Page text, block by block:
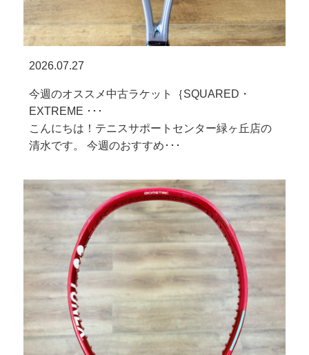
2026.07.27
今週のオススメ中古ラケット｛SQUARED・
EXTREME ･･･
こんにちは！テニスサポートセンター緑ヶ丘店の
清水です。 今週のおすすめ･･･